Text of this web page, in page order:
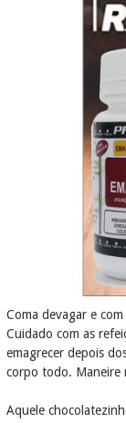
Coma devagar e
Cuidado com as
emagrecer depois
corpo todo. Maneire
Aquele